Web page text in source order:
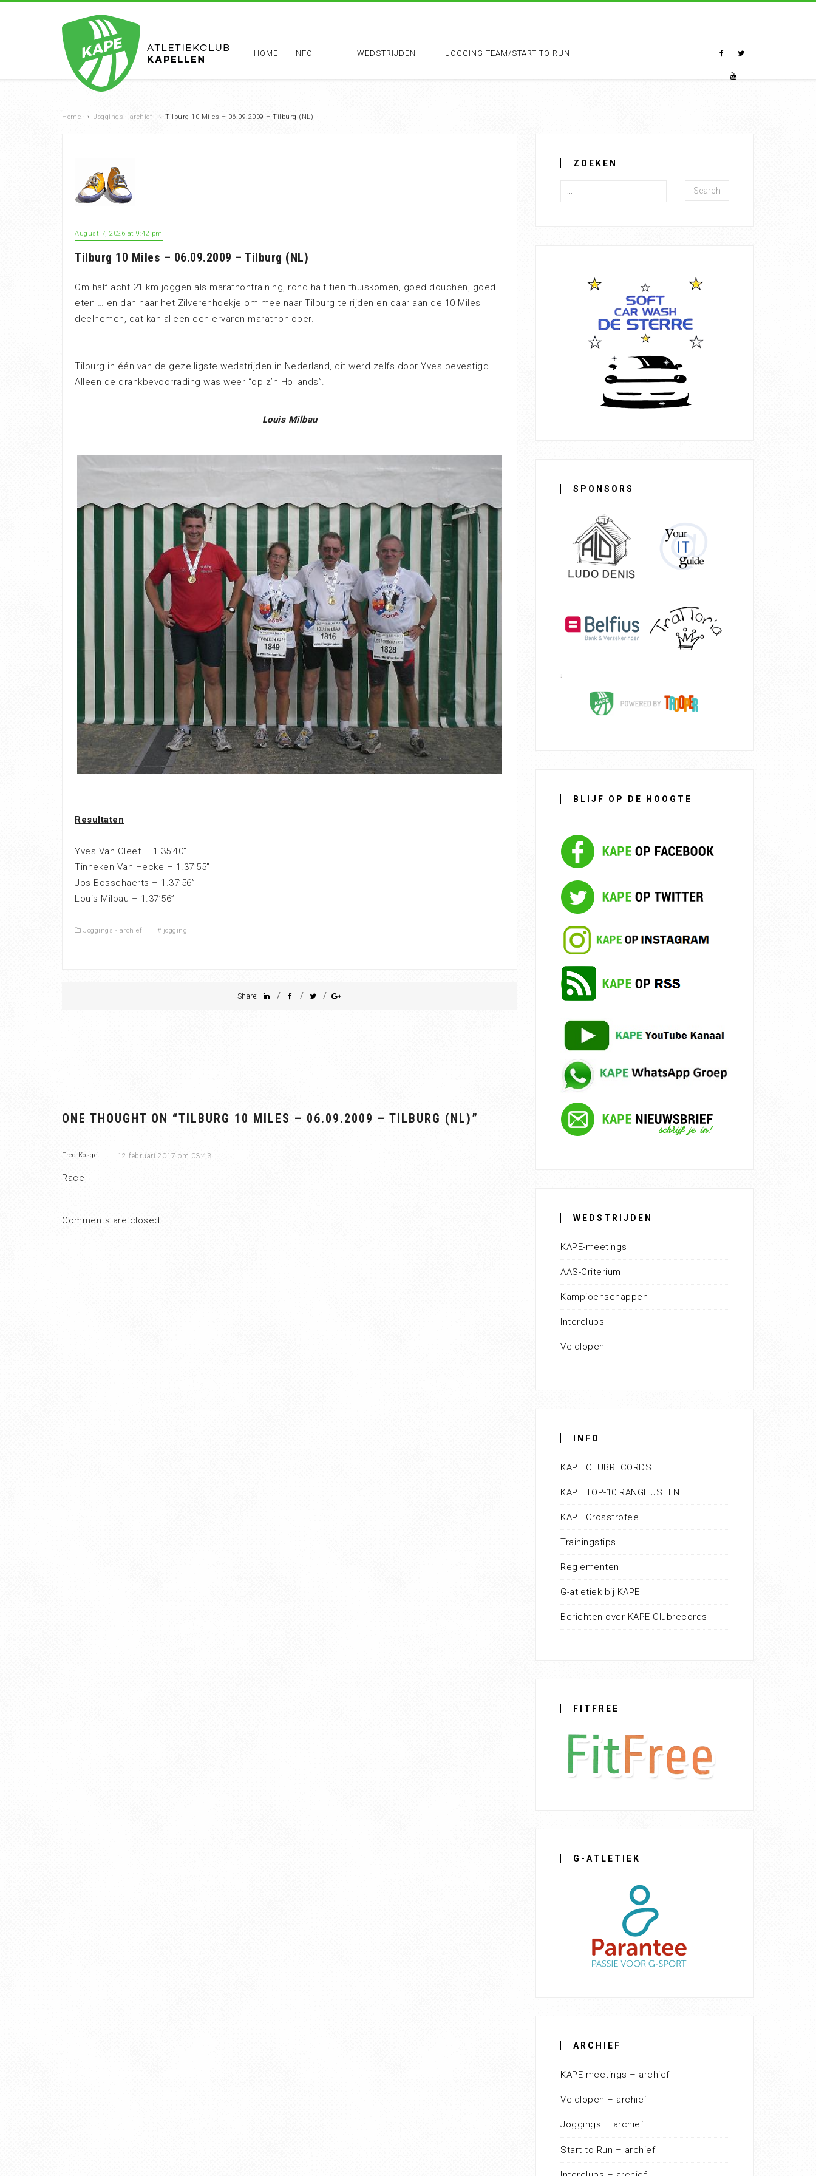
HOME INFO WEDSTRIJDEN JOGGING TEAM/START TO RUN
Home › Joggings - archief › Tilburg 10 Miles – 06.09.2009 – Tilburg (NL)
August 7, 2026 at 9:42 pm
Tilburg 10 Miles – 06.09.2009 – Tilburg (NL)
Om half acht 21 km joggen als marathontraining, rond half tien thuiskomen, goed douchen, goed
eten … en dan naar het Zilverenhoekje om mee naar Tilburg te rijden en daar aan de 10 Miles
deelnemen, dat kan alleen een ervaren marathonloper.
Tilburg in één van de gezelligste wedstrijden in Nederland, dit werd zelfs door Yves bevestigd.
Alleen de drankbevoorrading was weer “op z’n Hollands”.
Louis Milbau
Resultaten
Yves Van Cleef – 1.35’40”
Tinneken Van Hecke – 1.37’55”
Jos Bosschaerts – 1.37’56”
Louis Milbau – 1.37’56”
Joggings - archief # jogging
Share: / / /
ONE THOUGHT ON “TILBURG 10 MILES – 06.09.2009 – TILBURG (NL)”
Fred Kosgei 12 februari 2017 om 03:43
Race
Comments are closed.
ZOEKEN
Search
SPONSORS
BLIJF OP DE HOOGTE
WEDSTRIJDEN
KAPE-meetings
AAS-Criterium
Kampioenschappen
Interclubs
Veldlopen
INFO
KAPE CLUBRECORDS
KAPE TOP-10 RANGLIJSTEN
KAPE Crosstrofee
Trainingstips
Reglementen
G-atletiek bij KAPE
Berichten over KAPE Clubrecords
FITFREE
G-ATLETIEK
ARCHIEF
KAPE-meetings – archief
Veldlopen – archief
Joggings – archief
Start to Run – archief